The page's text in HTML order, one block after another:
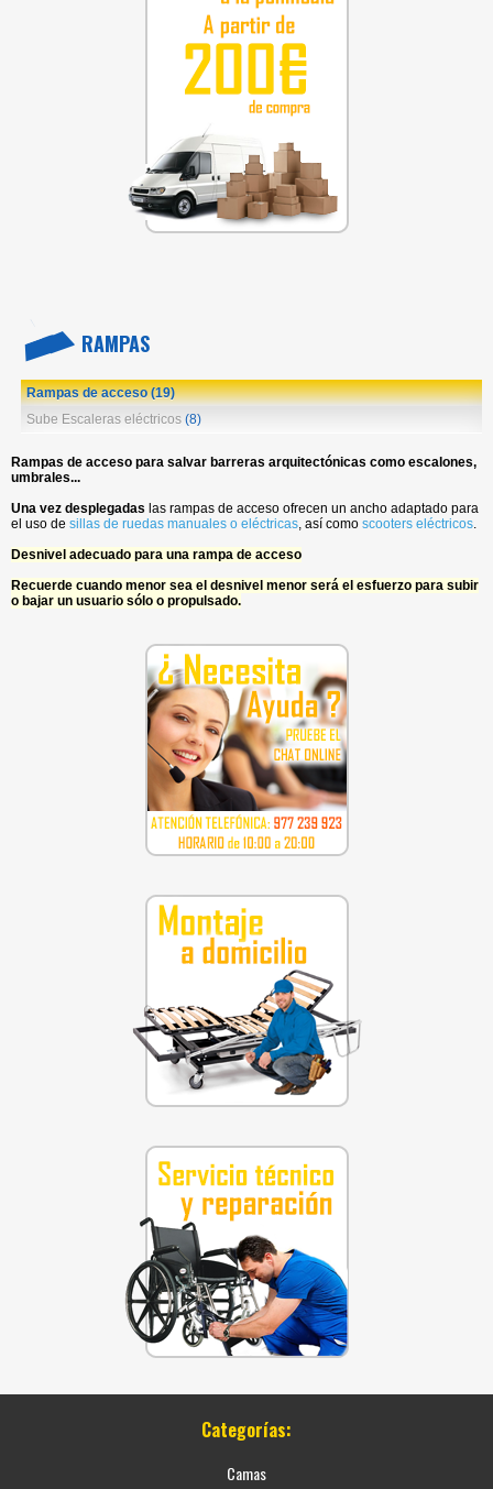
RAMPAS
Rampas de acceso(19)
Sube Escaleras eléctricos (8)
Rampas de acceso para salvar barreras arquitectónicas como escalones,
umbrales...
Una vez desplegadas las rampas de acceso ofrecen un ancho adaptado para
el uso de sillas de ruedas manuales o eléctricas, así como scooters eléctricos.
Desnivel adecuado para una rampa de acceso
Recuerde cuando menor sea el desnivel menor será el esfuerzo para subir
o bajar un usuario sólo o propulsado.
Categorías:
Camas